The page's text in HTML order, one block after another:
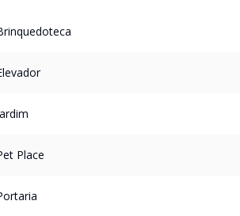
Place